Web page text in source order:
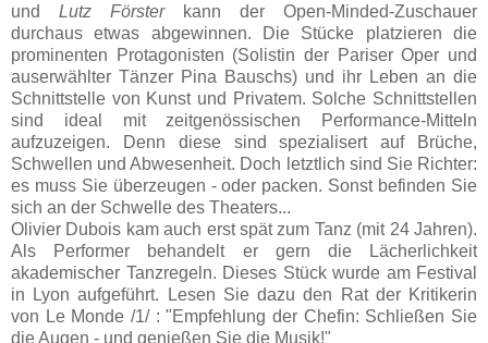
und Lutz Förster
kann der Open-Minded-Zuschauer
durchaus etwas abgewinnen. Die Stücke platzieren die
prominenten Protagonisten (Solistin der Pariser Oper und
auserwählter Tänzer Pina Bauschs) und ihr Leben an die
Schnittstelle von Kunst und Privatem. Solche Schnittstellen
sind ideal mit zeitgenössischen Performance-Mitteln
aufzuzeigen. Denn diese sind spezialisert auf Brüche,
Schwellen und Abwesenheit. Doch letztlich sind Sie Richter:
es muss Sie überzeugen - oder packen. Sonst befinden Sie
sich an der Schwelle des Theaters...
Olivier Dubois kam auch erst spät zum Tanz (mit 24 Jahren).
Als Performer behandelt er gern die Lächerlichkeit
akademischer Tanzregeln. Dieses Stück wurde am Festival
in Lyon aufgeführt. Lesen Sie dazu den Rat der Kritikerin
von Le Monde /1/ : "Empfehlung der Chefin: Schließen Sie
die Augen - und genießen Sie die Musik!"